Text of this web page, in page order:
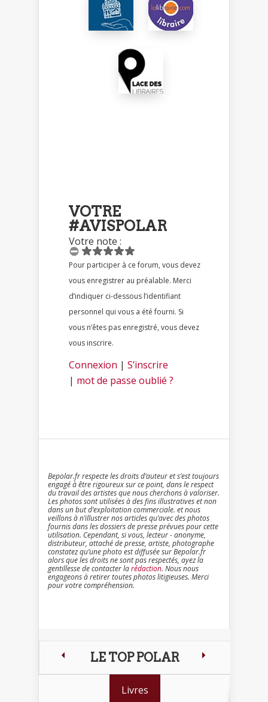
VOTRE
#AVISPOLAR
Votre note :
Pour participer à ce forum, vous devez
vous enregistrer au préalable. Merci
d’indiquer ci-dessous l’identifiant
personnel qui vous a été fourni. Si
vous n’êtes pas enregistré, vous devez
vous inscrire.
Connexion | S’inscrire
| mot de passe oublié ?
Bepolar.fr respecte les droits d’auteur et s’est toujours
engagé à être rigoureux sur ce point, dans le respect
du travail des artistes que nous cherchons à valoriser.
Les photos sont utilisées à des fins illustratives et non
dans un but d’exploitation commerciale. et nous
veillons à n’illustrer nos articles qu’avec des photos
fournis dans les dossiers de presse prévues pour cette
utilisation. Cependant, si vous, lecteur - anonyme,
distributeur, attaché de presse, artiste, photographe
constatez qu’une photo est diffusée sur Bepolar.fr
alors que les droits ne sont pas respectés, ayez la
gentillesse de contacter larédaction. Nous nous
engageons à retirer toutes photos litigieuses. Merci
pour votre compréhension.
LE TOP POLAR
Livres